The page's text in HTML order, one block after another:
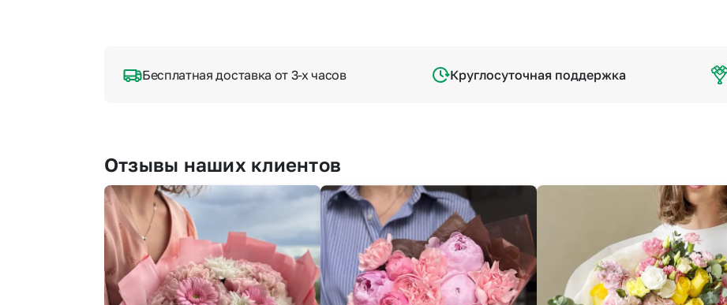
Бесплатная доставка от 3-х часов Круглосуточная поддержка
Отзывы наших клиентов